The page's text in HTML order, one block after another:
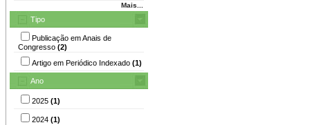
Mais...
Tipo
Publicação em Anais de
Congresso (2)
Artigo em Periódico Indexado (1)
Ano
2025 (1)
2024 (1)